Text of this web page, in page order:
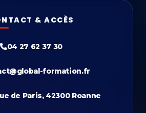
& ACCÈS
04 27 62 37 30
formation.fr
de Paris, 42300 Roanne